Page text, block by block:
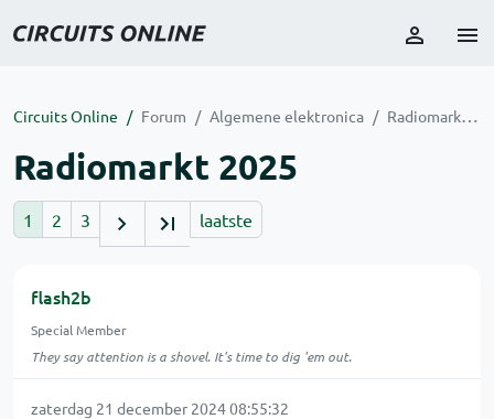
Circuits Online Forum Algemene elektronica Radiomarkt 2025
Radiomarkt 2025
1 2 3 laatste
flash2b
Special Member
They say attention is a shovel. It's time to dig 'em out.
zaterdag 21 december 2024 08:55:32